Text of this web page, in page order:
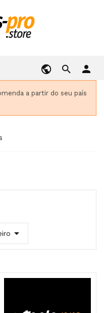
person
a partir do seu país
